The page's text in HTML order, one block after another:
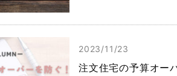
2023/11/23
注文住宅の予算オー